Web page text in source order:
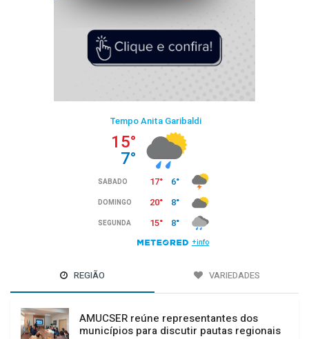
REGIÃO VARIEDADES
AMUCSER reúne representantes dos
municípios para discutir pautas regionais